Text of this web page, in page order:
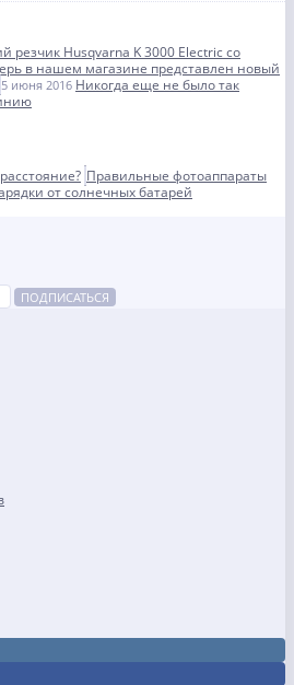
резчик Husqvarna K 3000 Electric со
в нашем магазине представлен новый
5 июня 2016 Никогда еще не было так
Правильные фотоаппараты
от солнечных батарей
ПОДПИСАТЬСЯ